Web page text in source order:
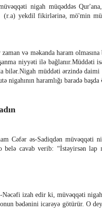
nigah müqəddəs
(r.a) yekdil fikirlərinə, mö'min
və məkanda haram
niyyəti ilə bağlanır.Müddəti
bilər.Nigah müddəti ərzində
nigahının haramlığı baradə
Cəfər əs-Sadiqdən müvəqqəti
o belə cavab verib: “İstəyirsən
izah edir ki, müvəqqəti
bədənini icarəyə götürür. O